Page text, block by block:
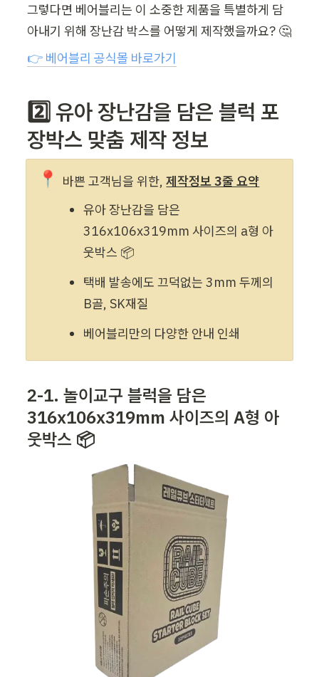
그렇다면 베어블리는 이 소중한 제품을 특별하게 담
아내기 위해 장난감 박스를 어떻게 제작했을까요? 🤔
👉 베어블리 공식몰 바로가기
2️⃣ 유아 장난감을 담은 블럭 포
장박스 맞춤 제작 정보
📍 바쁜 고객님을 위한, 제작정보 3줄 요약
유아 장난감을 담은
316x106x319mm 사이즈의 a형 아
웃박스 📦
택배 발송에도 끄덕없는 3mm 두께의
B골, SK재질
베어블리만의 다양한 안내 인쇄
2-1. 놀이교구 블럭을 담은
316x106x319mm 사이즈의 A형 아
웃박스 📦